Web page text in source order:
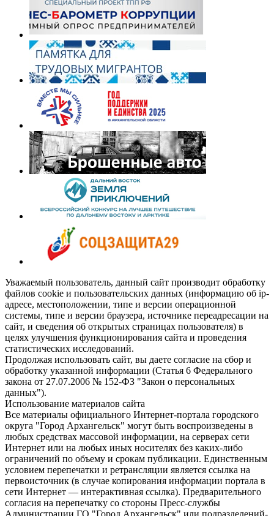
Уважаемый пользователь, данный сайт производит обработку
файлов cookie и пользовательских данных (информацию об ip-
адресе, местоположении, типе и версии операционной
системы, типе и версии браузера, источнике переадресации на
сайт, и сведения об открытых страницах пользователя) в
целях улучшения функционирования сайта и проведения
статистических исследований.
Продолжая использовать сайт, вы даете согласие на сбор и
обработку указанной информации (Статья 6 Федерального
закона от 27.07.2006 № 152-ФЗ "Закон о персональных
данных").
Использование материалов сайта
Все материалы официального Интернет-портала городского
округа "Город Архангельск" могут быть воспроизведены в
любых средствах массовой информации, на серверах сети
Интернет или на любых иных носителях без каких-либо
ограничений по объему и срокам публикации. Единственным
условием перепечатки и ретрансляции является ссылка на
первоисточник (в случае копирования информации портала в
сети Интернет — интерактивная ссылка). Предварительного
согласия на перепечатку со стороны Пресс-службы
Администрации ГО "Город Архангельск" или подразделений-